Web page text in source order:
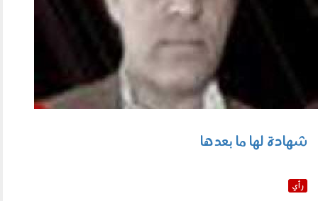
شهادة لها ما بعدها
رأي